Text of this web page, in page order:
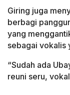
Giring juga
berbagi
yang
sebagai vokalis
“Sudah ada
reuni seru,